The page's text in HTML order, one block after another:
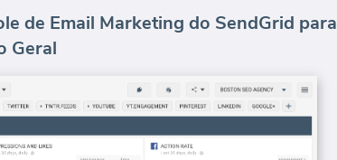
de Email Marketing do SendGrid para
Geral